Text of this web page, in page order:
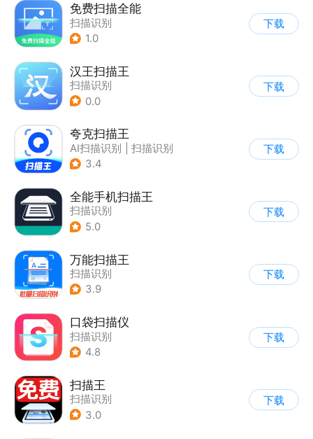
免费扫描全能
扫描识别
1.0
下载
汉王扫描王
扫描识别
0.0
下载
夸克扫描王
AI扫描识别
扫描识别
3.4
下载
全能手机扫描王
扫描识别
5.0
下载
万能扫描王
扫描识别
3.9
下载
口袋扫描仪
扫描识别
4.8
下载
扫描王
扫描识别
3.0
下载